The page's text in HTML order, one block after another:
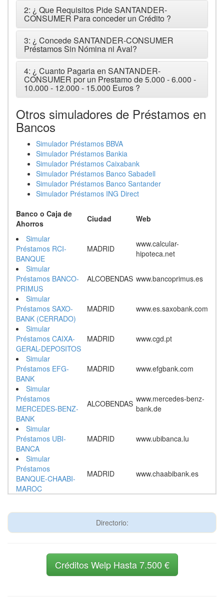
2: ¿ Que Requisitos Pide SANTANDER-
CONSUMER Para conceder un Crédito ?
3: ¿ Concede SANTANDER-CONSUMER
Préstamos Sin Nómina ni Aval?
4: ¿ Cuanto Pagaria en SANTANDER-
CONSUMER por un Prestamo de 5.000 - 6.000 -
10.000 - 12.000 - 15.000 Euros ?
Otros simuladores de Préstamos en
Bancos
Simulador Préstamos BBVA
Simulador Préstamos Bankia
Simulador Préstamos Caixabank
Simulador Préstamos Banco Sabadell
Simulador Préstamos Banco Santander
Simulador Préstamos ING Direct
Banco o Caja de
Ahorros
Ciudad
Web
Simular
Préstamos RCI-
BANQUE
MADRID
www.calcular-
hipoteca.net
Simular
Préstamos BANCO-
PRIMUS
ALCOBENDAS www.bancoprimus.es
Simular
Préstamos SAXO-
BANK (CERRADO)
MADRID
www.es.saxobank.com
Simular
Préstamos CAIXA-
GERAL-DEPOSITOS
MADRID
www.cgd.pt
Simular
Préstamos EFG-
BANK
MADRID
www.efgbank.com
Simular
Préstamos
MERCEDES-BENZ-
BANK
ALCOBENDAS www.mercedes-benz-
bank.de
Simular
Préstamos UBI-
BANCA
MADRID
www.ubibanca.lu
Simular
Préstamos
BANQUE-CHAABI-
MAROC
MADRID www.chaabibank.es
Directorio:
Créditos Welp Hasta 7.500 €